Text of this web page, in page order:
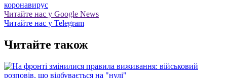
коронавирус
Читайте нас у Google News
Читайте нас у Telegram
Читайте також